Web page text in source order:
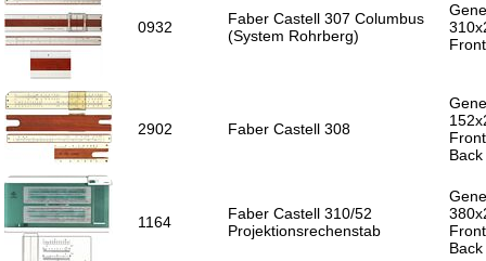
0932
Faber Castell 307 Columbus
(System Rohrberg)
2902 Faber Castell 308
1164
Faber Castell 310/52
Projektionsrechenstab